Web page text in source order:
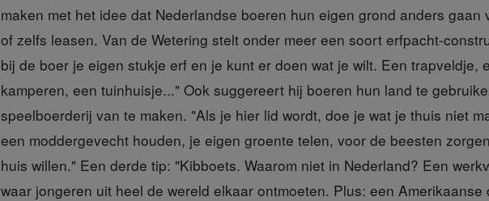
maken met het idee dat Nederlandse boeren hun eigen grond anders gaan
of zelfs leasen. Van de Wetering stelt onder meer een soort erfpacht-
bij de boer je eigen stukje erf en je kunt er doen wat je wilt. Een trapveldje,
kamperen, een tuinhuisje..." Ook suggereert hij boeren hun land te
speelboerderij van te maken. "Als je hier lid wordt, doe je wat je thuis niet
een moddergevecht houden, je eigen groente telen, voor de beesten
huis willen." Een derde tip: "Kibboets. Waarom niet in Nederland? Een
waar jongeren uit heel de wereld elkaar ontmoeten. Plus: een